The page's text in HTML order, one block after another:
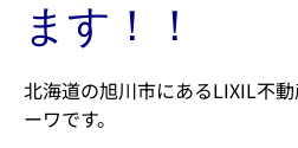
ます！！
北海道の旭川市にあるLIXIL不
ーワです。